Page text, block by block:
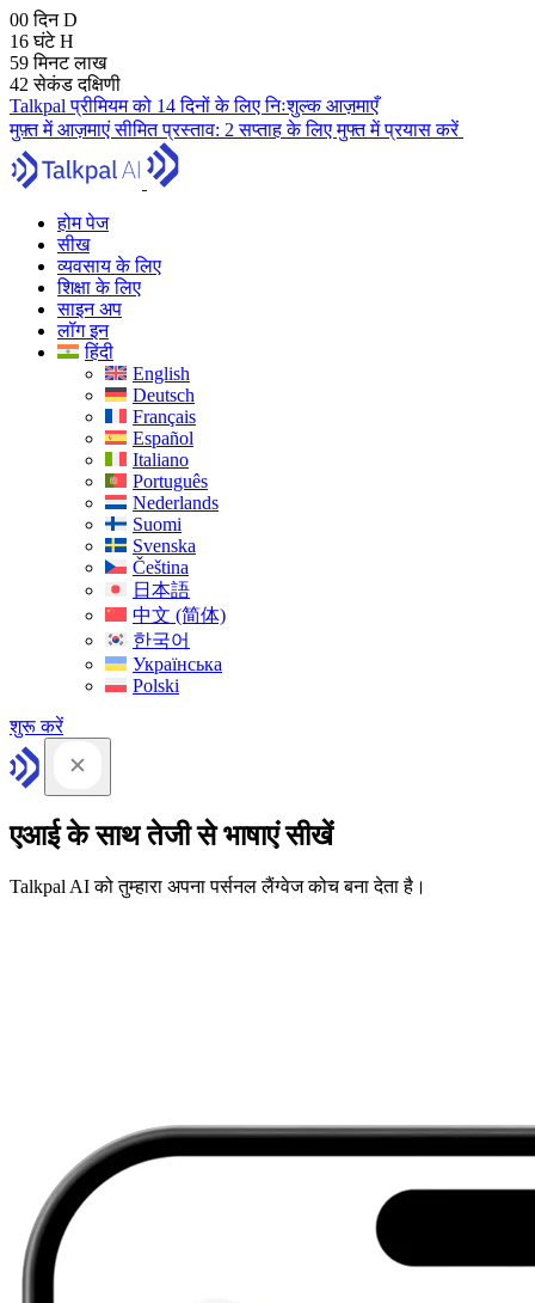
00 दिनD
16 घंटेH
59 मिनटलाख
41 सेकंडदक्षिणी
Talkpal प्रीमियम को 14 दिनों के लिए निःशुल्क आज़माएँ
मुफ़्त में आज़माएंसीमित प्रस्ताव: 2 सप्ताह के लिए मुफ्त में प्रयास करें
होम पेज
सीख
व्यवसाय के लिए
शिक्षा के लिए
साइन अप
लॉग इन
हिंदी
English
Deutsch
Français
Español
Italiano
Português
Nederlands
Suomi
Svenska
Čeština
日本語
中文 (简体)
한국어
Українська
Polski
शुरू करें
एआई के साथ तेजी से भाषाएं सीखें
Talkpal AI को तुम्हारा अपना पर्सनल लैंग्वेज कोच बना देता है।